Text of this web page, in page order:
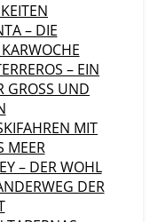
– DIE
– EIN
UND K
MIT
MEER
– DER WOHL
DER